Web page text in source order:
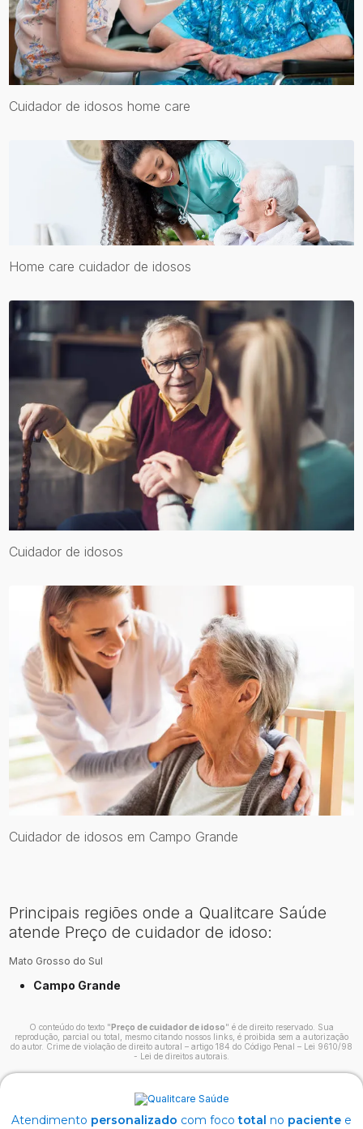
Cuidador de idosos home care
Home care cuidador de idosos
Cuidador de idosos
Cuidador de idosos em Campo Grande
Principais regiões onde a Qualitcare Saúde
atende Preço de cuidador de idoso:
Mato Grosso do Sul
Campo Grande
O conteúdo do texto "Preço de cuidador de idoso" é de direito reservado. Sua
reprodução, parcial ou total, mesmo citando nossos links, é proibida sem a autorização
do autor. Crime de violação de direito autoral – artigo 184 do Código Penal – Lei 9610/98
- Lei de direitos autorais
Atendimento personalizado com focototal no paciente e